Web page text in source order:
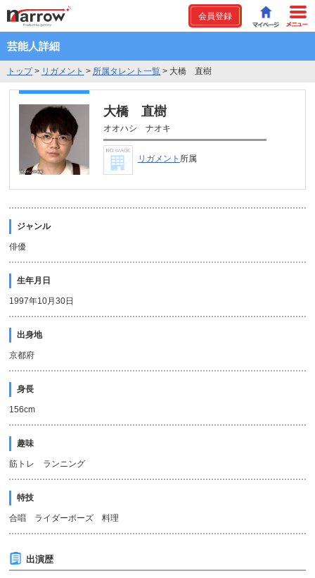
会員登録
芸能人詳細
トップ> リガメント > 所属タレント一覧 > 大橋 直樹
大橋 直樹
オオハシ ナオキ
リガメント 所属
ジャンル
俳優
生年月日
1997年10月30日
出身地
京都府
身長
156cm
趣味
筋トレ ランニング
特技
合唱 ライダーポーズ 料理
出演歴